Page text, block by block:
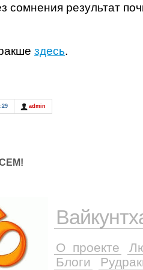
сомнения результат
здесь.
admin